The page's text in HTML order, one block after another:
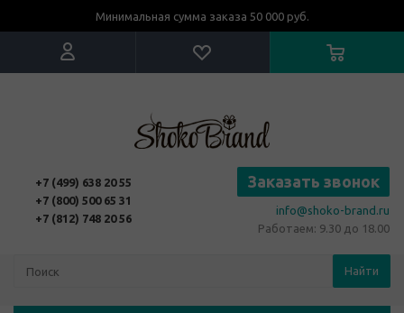
Минимальная сумма заказа 50 000 руб.
+7 (499) 638 20 55
+7 (800) 500 65 31
+7 (812) 748 20 56
Заказать звонок
info@shoko-brand.ru
Работаем: 9.30 до 18.00
Найти